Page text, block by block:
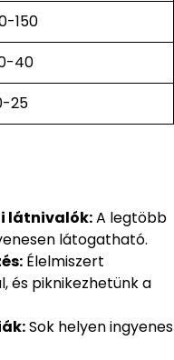
150
40
25
látnivalók:A legtöbb
látogatható.
Élelmiszert
és piknikezhetünk a
Sok helyen ingyenes